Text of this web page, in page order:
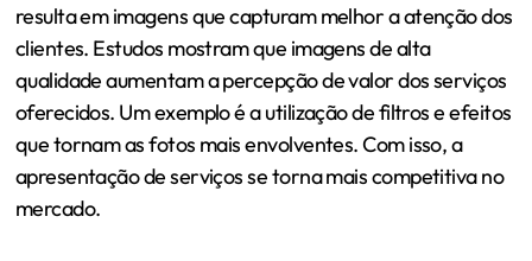
resulta em imagens que capturam melhor a atenção dos
clientes. Estudos mostram que imagens de alta
qualidade aumentam a percepção de valor dos serviços
oferecidos. Um exemplo é a utilização de filtros e efeitos
que tornam as fotos mais envolventes. Com isso, a
apresentação de serviços se torna mais competitiva no
mercado.